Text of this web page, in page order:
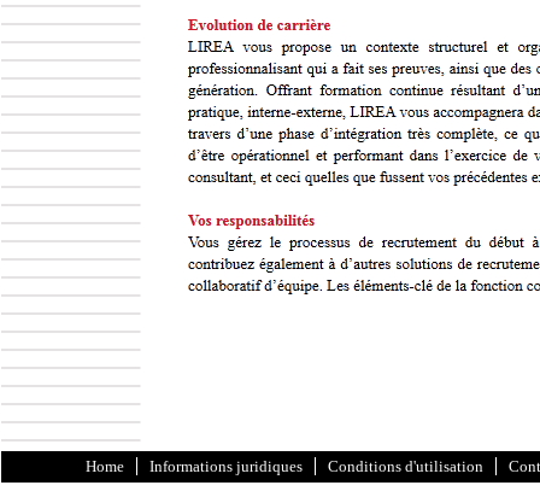
Home Informations juridiques Conditions d'utilisation